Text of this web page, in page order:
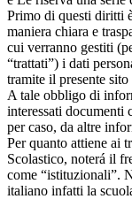
Primo di questi diritti
maniera chiara e
cui verranno gestiti
“trattati”) i dati
tramite il presente
A tale obbligo di
interessati documenti
per caso, da altre
Per quanto attiene ai
Scolastico, noterá il
come “istituzionali”.
italiano infatti la